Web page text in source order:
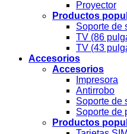
Proyector
Productos
Soporte de
TV (86
TV (43
Accesorios
Accesorios
Impresora
Antirrobo
Soporte de
Soporte de
Productos